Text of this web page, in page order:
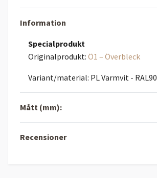
Information
Specialprodukt
Originalprodukt: Ö1 – Överbleck
Variant/material: PL Varmvit -
Mått (mm):
Recensioner